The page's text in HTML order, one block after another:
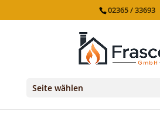
02365 / 33693
Seite wählen